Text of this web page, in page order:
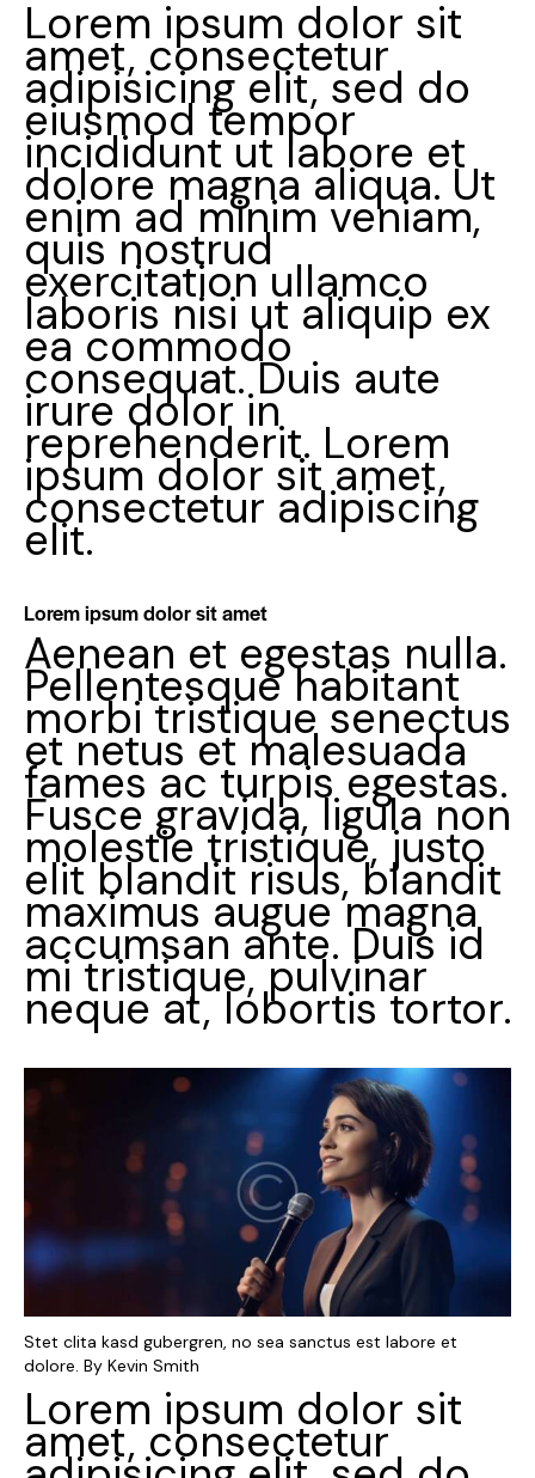
Lorem ipsum dolor sit
amet, consectetur
adipisicing elit, sed do
eiusmod tempor
incididunt ut labore et
dolore magna aliqua. Ut
enim ad minim veniam,
quis nostrud
exercitation ullamco
laboris nisi ut aliquip ex
ea commodo
consequat. Duis aute
irure dolor in
reprehenderit. Lorem
ipsum dolor sit amet,
consectetur adipiscing
elit.
Lorem ipsum dolor sit amet
Aenean et egestas nulla.
Pellentesque habitant
morbi tristique senectus
et netus et malesuada
fames ac turpis egestas.
Fusce gravida, ligula non
molestie tristique, justo
elit blandit risus, blandit
maximus augue magna
accumsan ante. Duis id
mi tristique, pulvinar
neque at, lobortis tortor.
Stet clita kasd gubergren, no sea sanctus est labore et
dolore. By Kevin Smith
Lorem ipsum dolor sit
amet, consectetur